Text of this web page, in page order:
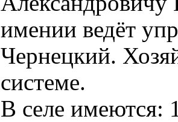
имении ведёт
Чернецкий.
системе.
В селе имеются: